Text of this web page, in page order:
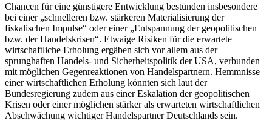
Chancen für eine günstigere Entwicklung bestünden insbesondere
bei einer „schnelleren bzw. stärkeren Materialisierung der
fiskalischen Impulse“ oder einer „Entspannung der geopolitischen
bzw. der Handelskrisen“. Etwaige Risiken für die erwartete
wirtschaftliche Erholung ergäben sich vor allem aus der
sprunghaften Handels- und Sicherheitspolitik der USA, verbunden
mit möglichen Gegenreaktionen von Handelspartnern. Hemmnisse
einer wirtschaftlichen Erholung könnten sich laut der
Bundesregierung zudem aus einer Eskalation der geopolitischen
Krisen oder einer möglichen stärker als erwarteten wirtschaftlichen
Abschwächung wichtiger Handelspartner Deutschlands sein.